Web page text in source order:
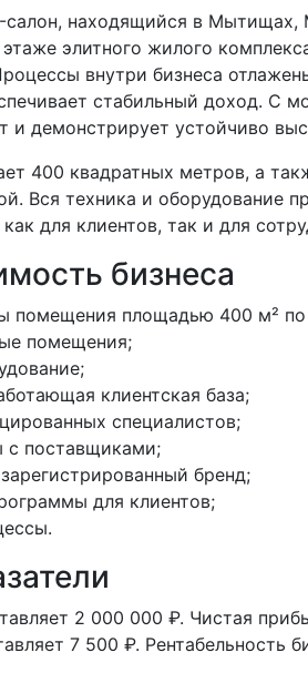
находящийся в Мытищах,
элитного жилого
внутри бизнеса
стабильный доход. С
и демонстрирует устойчиво
400 квадратных метров, а
Вся техника и оборудование
для клиентов, так и для
бизнеса
помещения площадью 400 м²
помещения;
клиентская база;
специалистов;
с поставщиками;
бренд;
для клиентов;
2 000 000 ₽. Чистая
7 500 ₽. Рентабельность